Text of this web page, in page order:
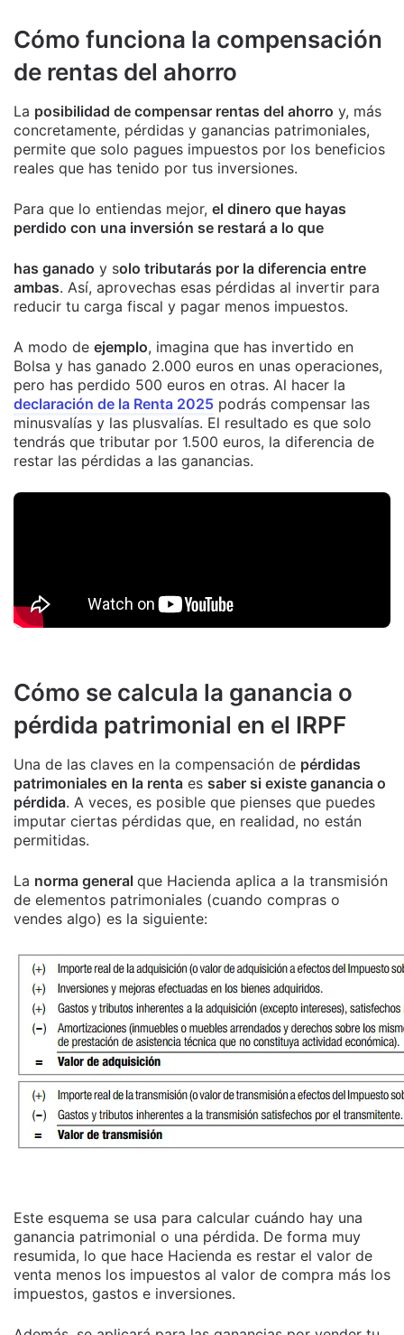
Cómo funciona la compensación
de rentas del ahorro
La posibilidad de compensar rentas del ahorro y, más
concretamente, pérdidas y ganancias patrimoniales,
permite que solo pagues impuestos por los beneficios
reales que has tenido por tus inversiones.
Para que lo entiendas mejor, el dinero que hayas
perdido con una inversión se restará a lo que
has ganado y solo tributarás por la diferencia entre
ambas. Así, aprovechas esas pérdidas al invertir para
reducir tu carga fiscal y pagar menos impuestos.
A modo de ejemplo, imagina que has invertido en
Bolsa y has ganado 2.000 euros en unas operaciones,
pero has perdido 500 euros en otras. Al hacer la
declaración de la Renta 2025 podrás compensar las
minusvalías y las plusvalías. El resultado es que solo
tendrás que tributar por 1.500 euros, la diferencia de
restar las pérdidas a las ganancias.
Cómo se calcula la ganancia o
pérdida patrimonial en el IRPF
Una de las claves en la compensación de pérdidas
patrimoniales en la renta es saber si existe ganancia o
pérdida. A veces, es posible que pienses que puedes
imputar ciertas pérdidas que, en realidad, no están
permitidas.
La norma general que Hacienda aplica a la transmisión
de elementos patrimoniales (cuando compras o
vendes algo) es la siguiente:
Este esquema se usa para calcular cuándo hay una
ganancia patrimonial o una pérdida. De forma muy
resumida, lo que hace Hacienda es restar el valor de
venta menos los impuestos al valor de compra más los
impuestos, gastos e inversiones.